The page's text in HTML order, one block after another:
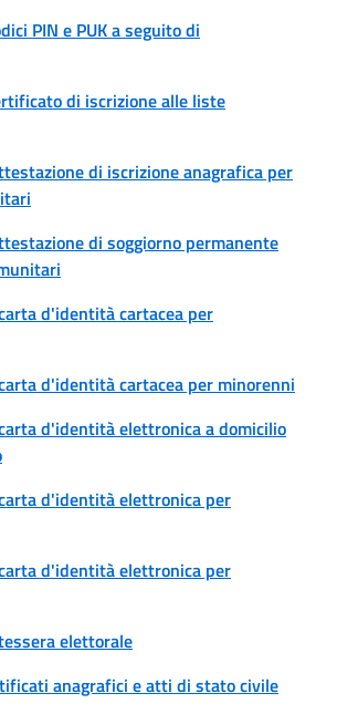
PIN e PUK a seguito di
di iscrizione alle liste
di iscrizione anagrafica per
di soggiorno permanente
d'identità cartacea per
d'identità cartacea per minorenni
d'identità elettronica a domicilio
d'identità elettronica per
d'identità elettronica per
elettorale
anagrafici e atti di stato civile